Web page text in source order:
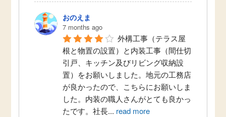
おのえま
7 months ago
外構工事（テラス屋
根と物置の設置）と内装工事（間仕切
引戸、キッチン及びリビング収納設
置）をお願いしました。地元の工務店
が良かったので、こちらにお願いしま
した。内装の職人さんがとても良かっ
たです。社長... read more